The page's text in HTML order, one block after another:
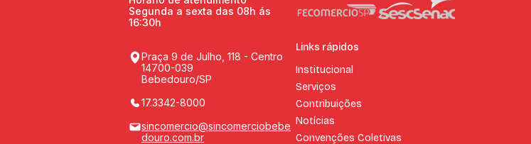
Segunda a sexta das 08h ás
16:30h
Praça 9 de Julho, 118 - Centro
14700-039
Bebedouro/SP
17.3342-8000
sincomercio@sincomerciobebe
douro.com.br
Links rápidos
Institucional
Serviços
Contribuições
Notícias
Convenções Coletivas